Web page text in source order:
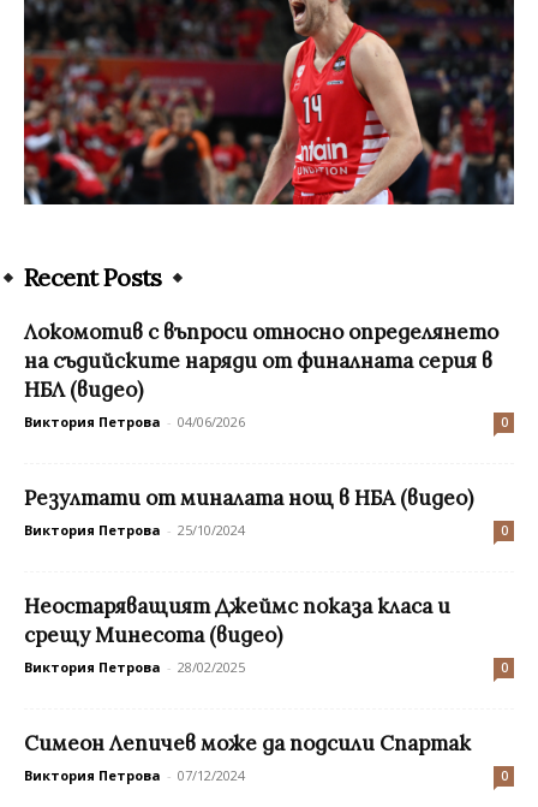
Recent Posts
Локомотив с въпроси относно определянето
на съдийските наряди от финалната серия в
НБЛ (видео)
Виктория Петрова - 04/06/2026 0
Резултати от миналата нощ в НБА (видео)
Виктория Петрова - 25/10/2024 0
Неостаряващият Джеймс показа класа и
срещу Минесота (видео)
Виктория Петрова - 28/02/2025 0
Симеон Лепичев може да подсили Спартак
Виктория Петрова - 07/12/2024 0